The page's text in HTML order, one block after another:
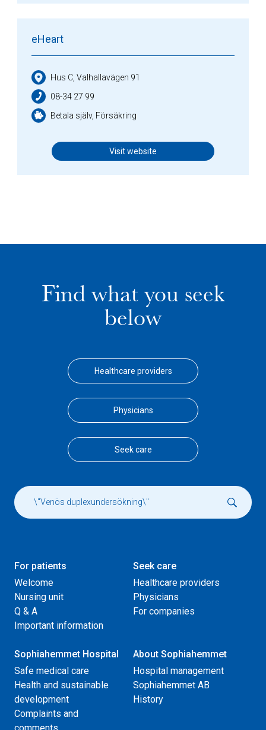
eHeart
Hus C, Valhallavägen 91
08-34 27 99
Betala själv, Försäkring
Visit website
Find what you seek
below
Healthcare providers
Physicians
Seek care
For patients
Welcome
Nursing unit
Q & A
Important information
Seek care
Healthcare providers
Physicians
For companies
Sophiahemmet Hospital
Safe medical care
Health and sustainable
development
Complaints and
About Sophiahemmet
Hospital management
Sophiahemmet AB
History